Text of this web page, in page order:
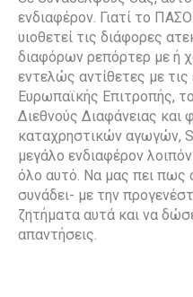
ενδιαφέρον. Γιατί το
υιοθετεί τις διάφορες
διαφόρων ρεπόρτερ με ή
εντελώς αντίθετες με
Ευρωπαϊκής Επιτροπής,
Διεθνούς Διαφάνειας και
καταχρηστικών αγωγών,
μεγάλο ενδιαφέρον
όλο αυτό. Να μας πει πως
συνάδει- με την
ζητήματα αυτά και να
απαντήσεις.